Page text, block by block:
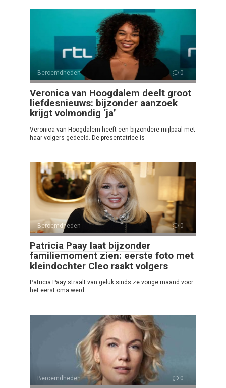
Beroemdheden 0
Veronica van Hoogdalem deelt groot
liefdesnieuws: bijzonder aanzoek
krijgt volmondig ‘ja’
Veronica van Hoogdalem heeft een bijzondere mijlpaal met
haar volgers gedeeld. De presentatrice is
Beroemdheden 0
Patricia Paay laat bijzonder
familiemoment zien: eerste foto met
kleindochter Cleo raakt volgers
Patricia Paay straalt van geluk sinds ze vorige maand voor
het eerst oma werd.
Beroemdheden 0